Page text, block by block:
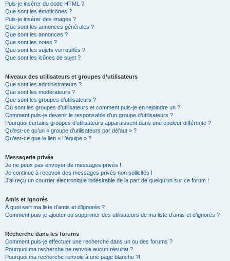
Puis-je insérer du code HTML ?
Que sont les émoticônes ?
Puis-je insérer des images ?
Que sont les annonces générales ?
Que sont les annonces ?
Que sont les notes ?
Que sont les sujets verrouillés ?
Que sont les icônes de sujet ?
Niveaux des utilisateurs et groupes d’utilisateurs
Que sont les administrateurs ?
Que sont les modérateurs ?
Que sont les groupes d’utilisateurs ?
Où sont les groupes d’utilisateurs et comment puis-je en rejoindre un ?
Comment puis-je devenir le responsable d’un groupe d’utilisateurs ?
Pourquoi certains groupes d’utilisateurs apparaissent dans une couleur différente ?
Qu’est-ce qu’un « groupe d’utilisateurs par défaut » ?
Qu’est-ce que le lien « L’équipe » ?
Messagerie privée
Je ne peux pas envoyer de messages privés !
Je continue à recevoir des messages privés non sollicités !
J’ai reçu un courrier électronique indésirable de la part de quelqu’un sur ce forum !
Amis et ignorés
À quoi sert ma liste d’amis et d’ignorés ?
Comment puis-je ajouter ou supprimer des utilisateurs de ma liste d’amis et d’ignorés ?
Recherche dans les forums
Comment puis-je effectuer une recherche dans un ou des forums ?
Pourquoi ma recherche ne renvoie aucun résultat ?
Pourquoi ma recherche renvoie à une page blanche ?!